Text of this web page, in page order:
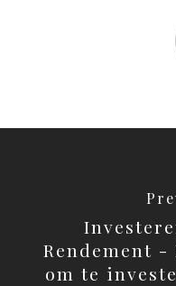
Rendement -
om te